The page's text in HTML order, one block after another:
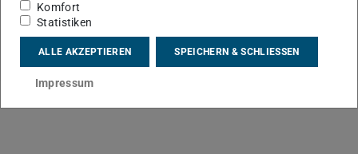
Komfort
Statistiken
ALLE AKZEPTIEREN SPEICHERN & SCHLIESSEN
Impressum